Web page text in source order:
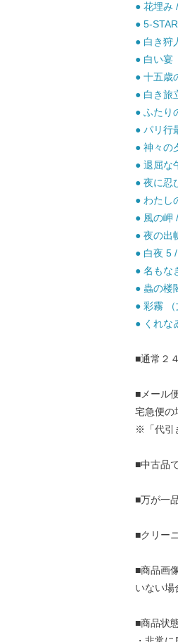
● 花埋み
● 5-
● 白き狩
● 白い宴
● 十五歳
● 白き旅
● ふたり
● パリ行
● 神々の
● 退屈な
● 夜に忍
● わたし
● 風の岬
● 夜の出
● 白夜 5
● 名もな
● 蟲の楼
● 彩霧
● くれな
■通常２
■メール
宅急便の
※「代引
■中古品
■万が一
■クリー
■商品画
いない場
■商品状